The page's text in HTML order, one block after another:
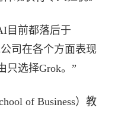
目前都落后于
司在各个方面表现
只选择Grok。”
of Business）教